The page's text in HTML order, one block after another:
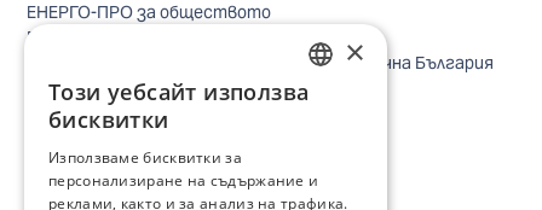
ЕНЕРГО-ПРО за обществото
Реализирани проекти
Безопасно небе за птиците в Североизточна България
Безопасност
Контакти бизнес клиенти
Локации
Кариери
BULGARIAN
×
Този уебсайт използва
бисквитки
Използваме бисквитки за
персонализиране на съдържание и
реклами, както и за анализ на трафика.